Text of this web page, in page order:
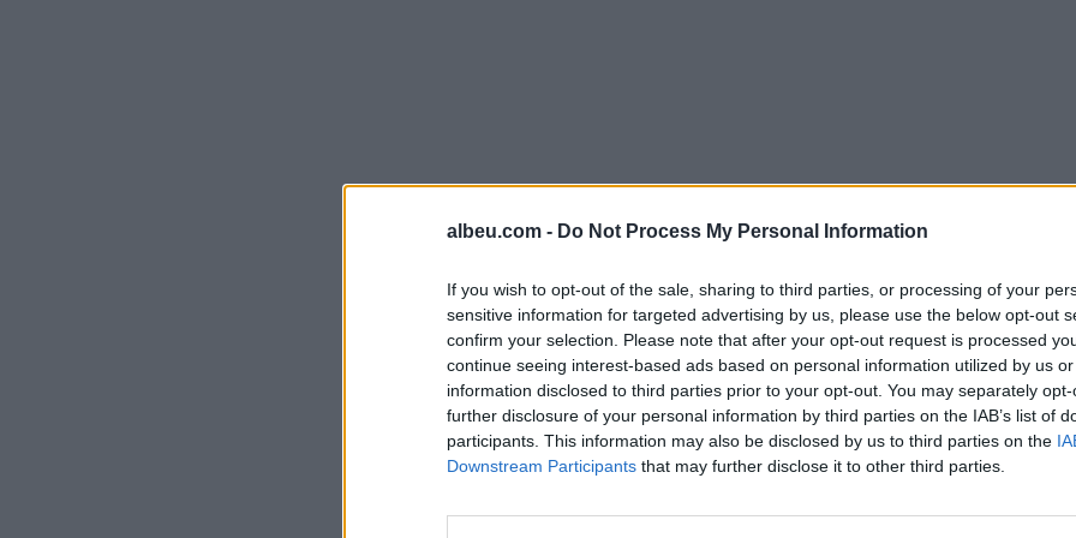
albeu.com - Do Not Process My Personal Information
If you wish to opt-out of the sale, sharing to third parties, or processing of your
sensitive information for targeted advertising by us, please use the below opt-out
confirm your selection. Please note that after your opt-out request is processed
continue seeing interest-based ads based on personal information utilized by us
information disclosed to third parties prior to your opt-out. You may separately
further disclosure of your personal information by third parties on the IAB’s list of
participants. This information may also be disclosed by us to third parties on the
Downstream Participants that may further disclose it to other third parties.